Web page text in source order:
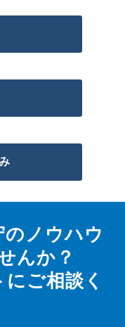
ノウハウ
んか？
ご相談く